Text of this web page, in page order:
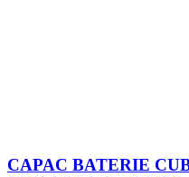
CAPAC BATERIE